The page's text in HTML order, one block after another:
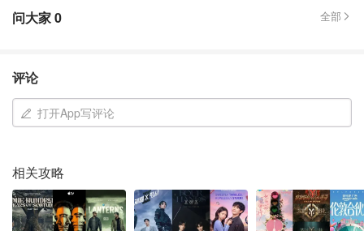
问大家0 全部
评论
打开App写评论
相关攻略